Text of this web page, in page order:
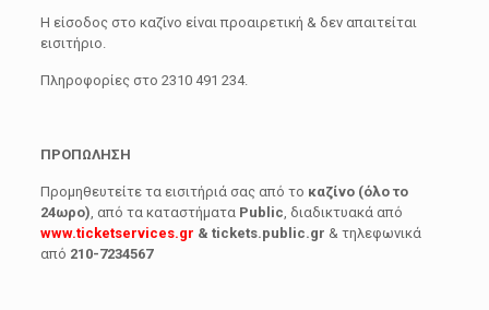
H είσοδος στο καζίνο είναι προαιρετική & δεν απαιτείται
εισιτήριο.
Πληροφορίες στο 2310 491 234.
ΠΡΟΠΩΛΗΣΗ
Προμηθευτείτε τα εισιτήριά σας από το καζίνο (όλο το
24ωρο), από τα καταστήματα Public, διαδικτυακά από
www.ticketservices.gr & tickets.public.gr & τηλεφωνικά
από 210-7234567